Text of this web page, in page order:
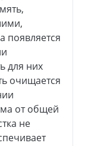
появляется
для них
очищается
от общей
не